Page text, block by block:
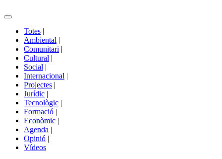
Commutador
portals
Totes |
Ambiental |
Comunitari |
Cultural |
Social |
Internacional |
Projectes |
Jurídic |
Tecnològic |
Formació |
Econòmic |
Agenda |
Opinió |
Vídeos